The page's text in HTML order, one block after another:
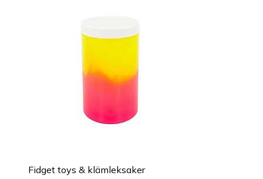
Fidget toys & klämleksaker